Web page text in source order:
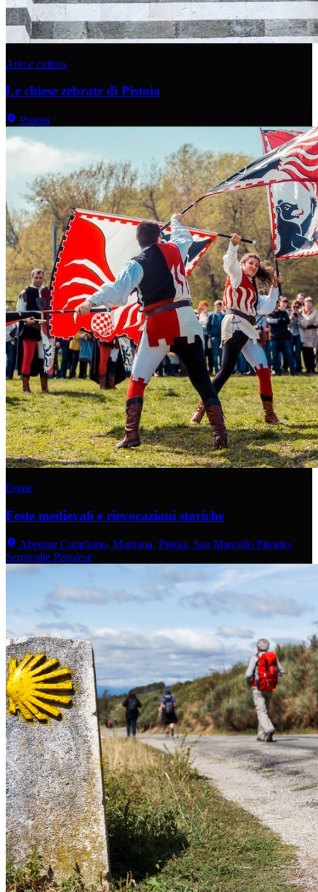
Arte e cultura
Le chiese zebrate di Pistoia
Pistoia
Estate
Feste medievali e rievocazioni storiche
Abetone Cutigliano, Marliana, Pistoia, San Marcello Piteglio,
Serravalle Pistoiese